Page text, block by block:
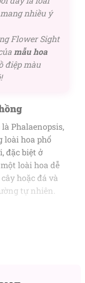
nhiều ý
Flower Sight
mẫu hoa
điệp màu
Phalaenopsis,
loài hoa phổ
đặc biệt ở
loài hoa dễ
hoặc đá và
tự nhiên.
đẹp duyên